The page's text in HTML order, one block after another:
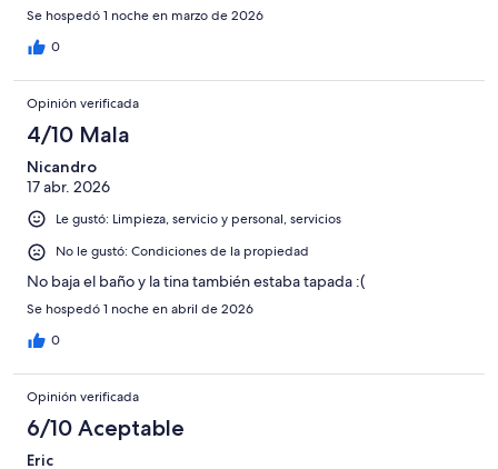
Se hospedó 1 noche en marzo de 2026
0
Opinión verificada
4/10 Mala
Nicandro
17 abr. 2026
Le gustó: Limpieza, servicio y personal, servicios
No le gustó: Condiciones de la propiedad
No baja el baño y la tina también estaba tapada :(
Se hospedó 1 noche en abril de 2026
0
Opinión verificada
6/10 Aceptable
Eric